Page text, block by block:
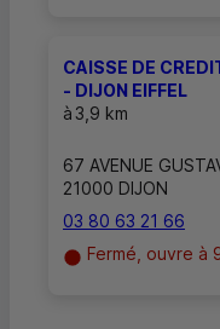
CAISSE DE
- DIJON EIFFEL
à3,9 km
67 AVENUE
21000 DIJON
03 80 63 21 66
Fermé, ouvre à